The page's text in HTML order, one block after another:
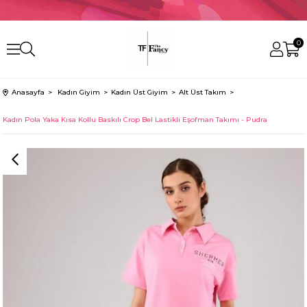
0
Anasayfa Kadın Giyim Kadın Üst Giyim Alt Üst Takım
Kadın Pola Yaka Kısa Kollu Baskılı Crop Bel Lastikli Eşofman Takımı - Pudra